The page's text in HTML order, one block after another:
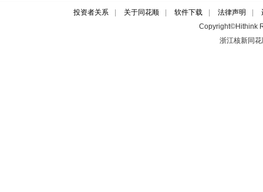
投资者关系 关于同花顺 软件下载 法律声明
Copyright©Hithink
浙江核新同